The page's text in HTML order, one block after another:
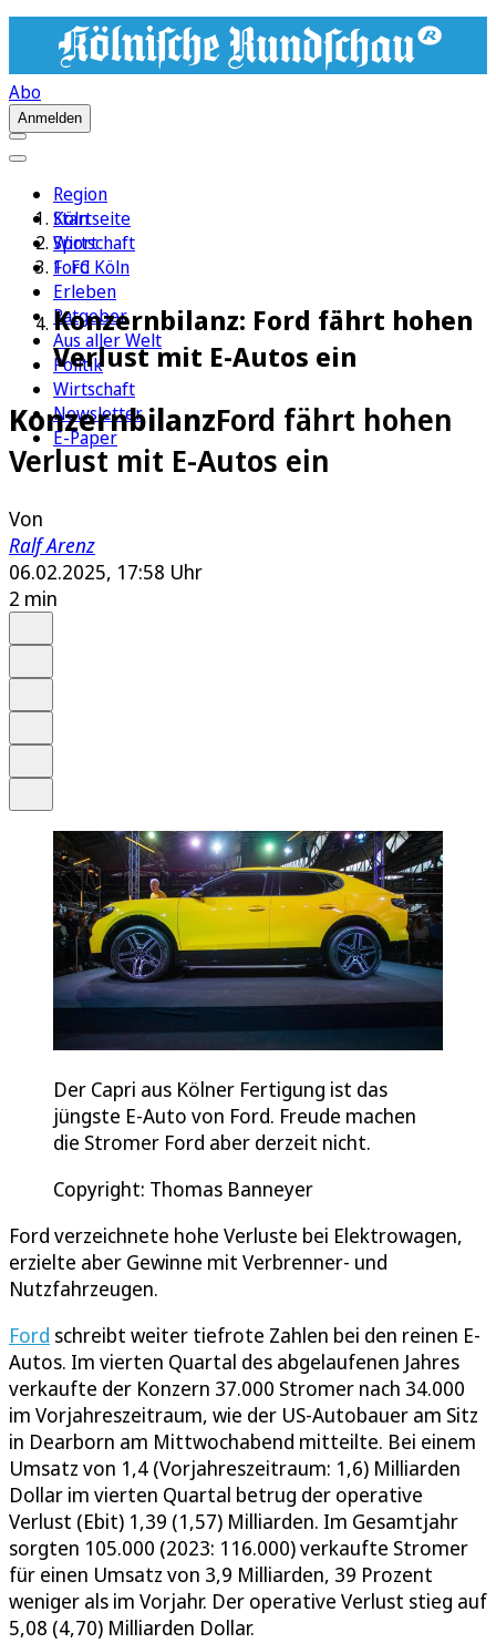
Abo
Anmelden
Region
Köln
Sport
1. FC Köln
Erleben
Ratgeber
Aus aller Welt
Politik
Wirtschaft
Newsletter
E-Paper
Startseite
Wirtschaft
Ford
Konzernbilanz: Ford fährt hohen
Verlust mit E-Autos ein
KonzernbilanzFord fährt hohen
Verlust mit E-Autos ein
Von
Ralf Arenz
06.02.2025, 17:58 Uhr
2 min
Der Capri aus Kölner Fertigung ist das
jüngste E-Auto von Ford. Freude machen
die Stromer Ford aber derzeit nicht.
Copyright: Thomas Banneyer
Ford verzeichnete hohe Verluste bei Elektrowagen,
erzielte aber Gewinne mit Verbrenner- und
Nutzfahrzeugen.
Ford schreibt weiter tiefrote Zahlen bei den reinen E-
Autos. Im vierten Quartal des abgelaufenen Jahres
verkaufte der Konzern 37.000 Stromer nach 34.000
im Vorjahreszeitraum, wie der US-Autobauer am Sitz
in Dearborn am Mittwochabend mitteilte. Bei einem
Umsatz von 1,4 (Vorjahreszeitraum: 1,6) Milliarden
Dollar im vierten Quartal betrug der operative
Verlust (Ebit) 1,39 (1,57) Milliarden. Im Gesamtjahr
sorgten 105.000 (2023: 116.000) verkaufte Stromer
für einen Umsatz von 3,9 Milliarden, 39 Prozent
weniger als im Vorjahr. Der operative Verlust stieg auf
5,08 (4,70) Milliarden Dollar.